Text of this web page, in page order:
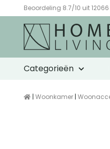
Beoordeling 8.7/10 uit
WebwinkelKeur
Categorieën
| Woonkamer |